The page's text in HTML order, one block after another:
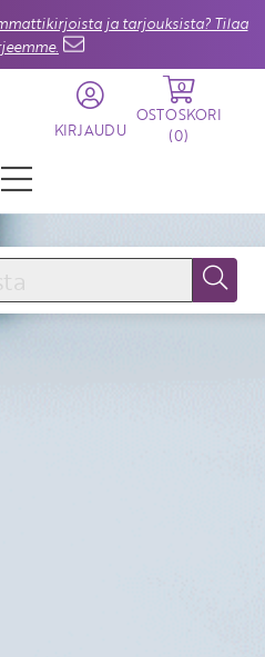
ja tarjouksista? Tilaa
KIRJAUDU
0
OSTOSKORI
(0)